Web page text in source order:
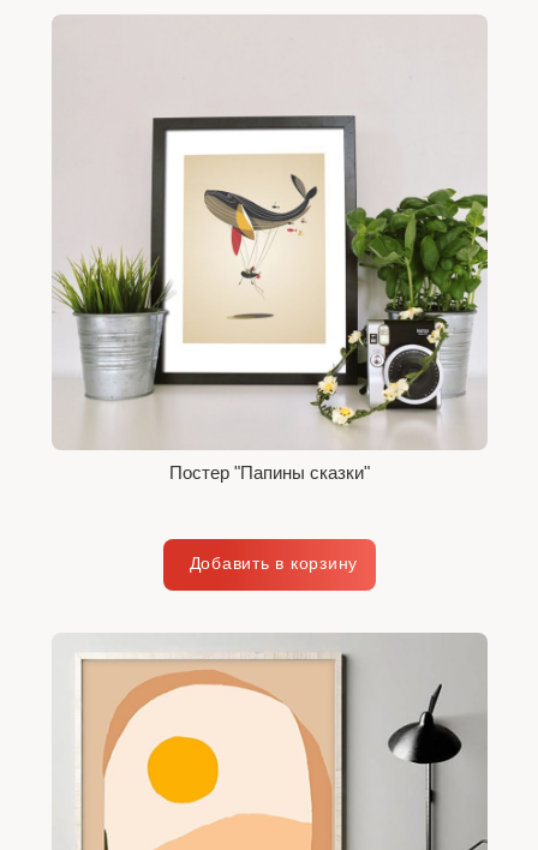
Постер "Папины сказки"